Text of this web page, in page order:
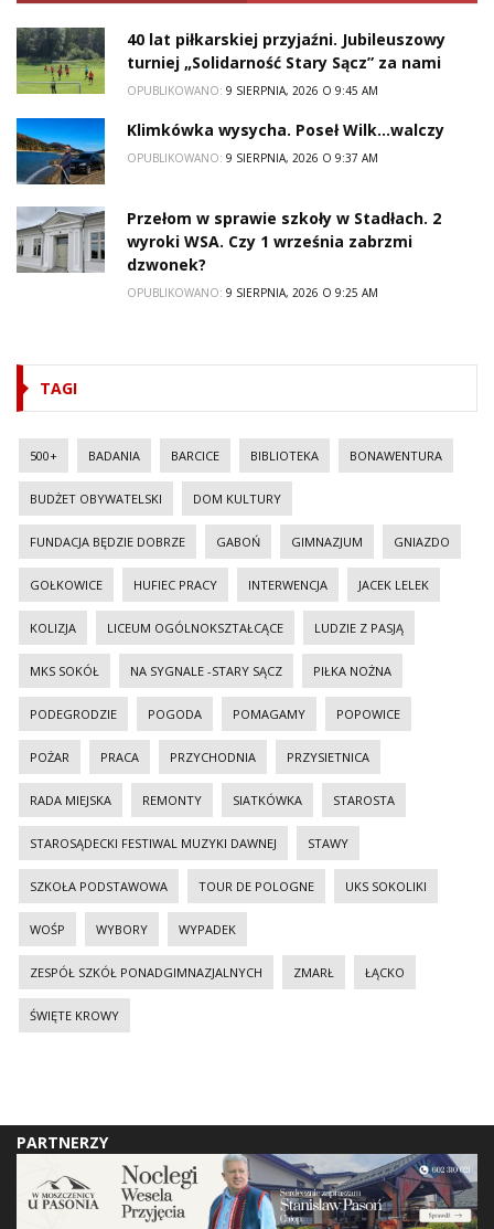
40 lat piłkarskiej przyjaźni. Jubileuszowy
turniej „Solidarność Stary Sącz” za nami
OPUBLIKOWANO: 9 SIERPNIA, 2026 O 9:45 AM
Klimkówka wysycha. Poseł Wilk…walczy
OPUBLIKOWANO: 9 SIERPNIA, 2026 O 9:37 AM
Przełom w sprawie szkoły w Stadłach. 2
wyroki WSA. Czy 1 września zabrzmi
dzwonek?
OPUBLIKOWANO: 9 SIERPNIA, 2026 O 9:25 AM
TAGI
500+ BADANIA BARCICE BIBLIOTEKA BONAWENTURA
BUDŻET OBYWATELSKI DOM KULTURY
FUNDACJA BĘDZIE DOBRZE GABOŃ GIMNAZJUM GNIAZDO
GOŁKOWICE HUFIEC PRACY INTERWENCJA JACEK LELEK
KOLIZJA LICEUM OGÓLNOKSZTAŁCĄCE LUDZIE Z PASJĄ
MKS SOKÓŁ NA SYGNALE -STARY SĄCZ PIŁKA NOŻNA
PODEGRODZIE POGODA POMAGAMY POPOWICE
POŻAR PRACA PRZYCHODNIA PRZYSIETNICA
RADA MIEJSKA REMONTY SIATKÓWKA STAROSTA
STAROSĄDECKI FESTIWAL MUZYKI DAWNEJ STAWY
SZKOŁA PODSTAWOWA TOUR DE POLOGNE UKS SOKOLIKI
WOŚP WYBORY WYPADEK
ZESPÓŁ SZKÓŁ PONADGIMNAZJALNYCH ZMARŁ ŁĄCKO
ŚWIĘTE KROWY
PARTNERZY